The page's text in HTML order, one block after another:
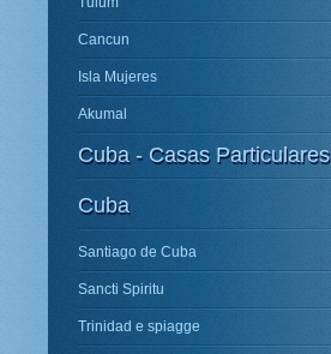
Cancun
Isla Mujeres
Akumal
Cuba - Casas Particulares
Cuba
Santiago de Cuba
Sancti Spiritu
Trinidad e spiagge